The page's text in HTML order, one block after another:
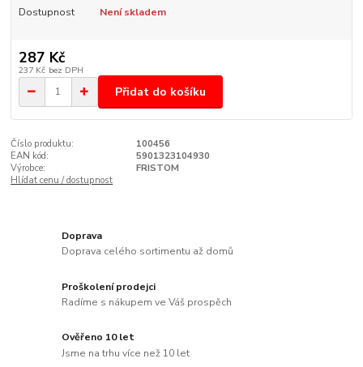
Dostupnost Není skladem
287 Kč
237 Kč bez DPH
Přidat do košíku
Číslo produktu:
100456
EAN kód:
5901323104930
Výrobce:
FRISTOM
Hlídat cenu / dostupnost
Doprava
Doprava celého sortimentu až domů
Proškolení prodejci
Radíme s nákupem ve Váš prospěch
Ověřeno 10 let
Jsme na trhu více než 10 let